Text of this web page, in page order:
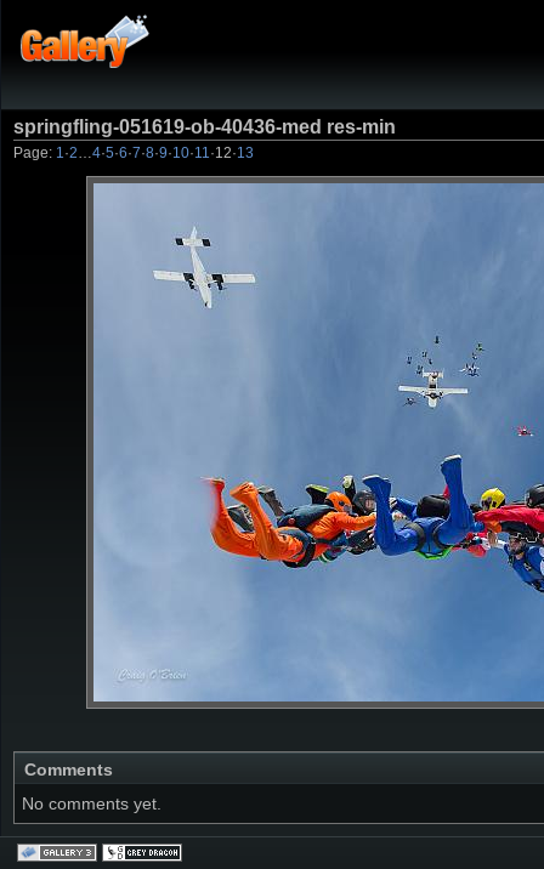
springfling-051619-ob-40436-med res-min
Page: 1 ·2 4·5·6·7·8·9·10·11 ·12·13
Comments
No comments yet.